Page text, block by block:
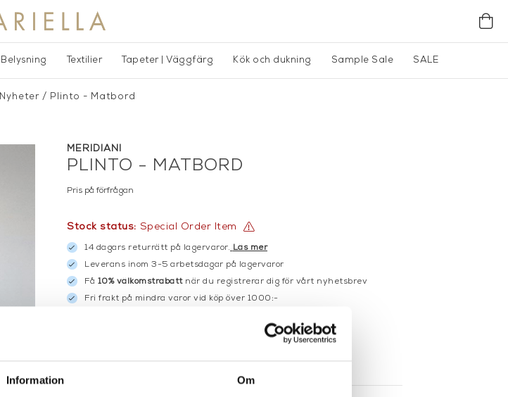
Information Om
Belysning Textilier Tapeter | Väggfärg Kök och dukning Sample Sale SALE
Nyheter / Plinto - Matbord
MERIDIANI
PLINTO - MATBORD
Pris på förfrågan
Stock status: Special Order Item
14 dagars returrätt på lagervaror. Läs mer
Leverans inom 3-5 arbetsdagar på lagervaror
Få 10% välkomstrabattnär du registrerar dig för vårt nyhetsbrev
Fri frakt på mindra varor vid köp över 1000:-
FRÅGA OSS OM PRODUKTEN